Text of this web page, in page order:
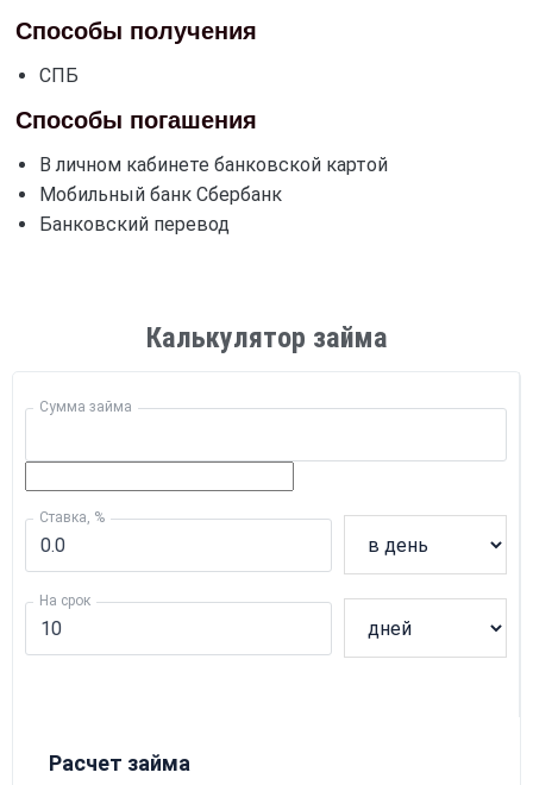
Способы получения
СПБ
Способы погашения
В личном кабинете банковской картой
Мобильный банк Сбербанк
Банковский перевод
Калькулятор займа
Сумма займа
Ставка, %
На срок
Расчет займа